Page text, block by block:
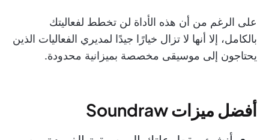
على الرغم من أن هذه الأداة لن تخطط لفعاليتك
بالكامل، إلا أنها لا تزال خيارًا جيدًا لمديري الفعاليات الذين
يحتاجون إلى موسيقى مخصصة بميزانية محدودة.
أفضل ميزات Soundraw